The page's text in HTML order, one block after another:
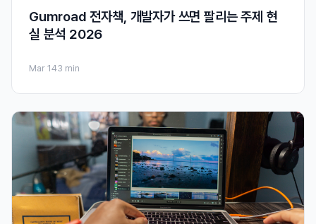
Gumroad 전자책, 개발자가 쓰면 팔리는 주제 현
실 분석 2026
Mar 143 min